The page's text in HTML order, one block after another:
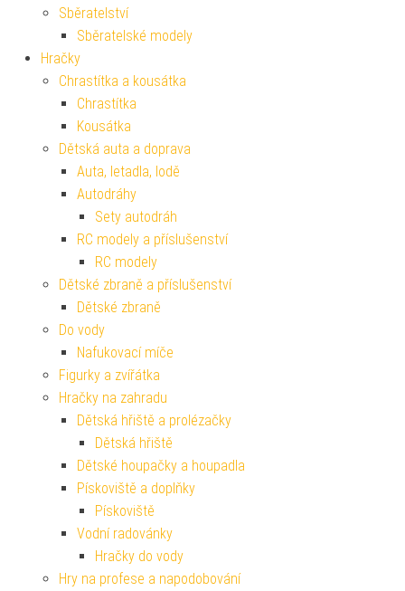
Sběratelství
Sběratelské modely
Hračky
Chrastítka a kousátka
Chrastítka
Kousátka
Dětská auta a doprava
Auta, letadla, lodě
Autodráhy
Sety autodráh
RC modely a příslušenství
RC modely
Dětské zbraně a příslušenství
Dětské zbraně
Do vody
Nafukovací míče
Figurky a zvířátka
Hračky na zahradu
Dětská hřiště a prolézačky
Dětská hřiště
Dětské houpačky a houpadla
Pískoviště a doplňky
Pískoviště
Vodní radovánky
Hračky do vody
Hry na profese a napodobování